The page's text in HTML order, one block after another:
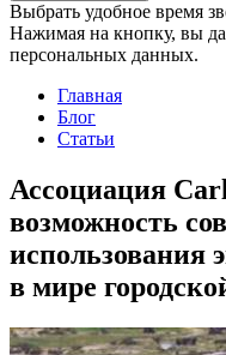
Выбрать удобное время
Нажимая на кнопку, вы
персональных данных.
Главная
Блог
Статьи
Ассоциация
возможность
использования
в мире